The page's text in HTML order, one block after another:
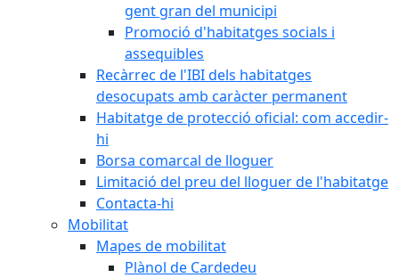
gent gran del municipi
Promoció d'habitatges socials i
assequibles
Recàrrec de l'IBI dels habitatges
desocupats amb caràcter permanent
Habitatge de protecció oficial: com accedir-
hi
Borsa comarcal de lloguer
Limitació del preu del lloguer de l'habitatge
Contacta-hi
Mobilitat
Mapes de mobilitat
Plànol de Cardedeu